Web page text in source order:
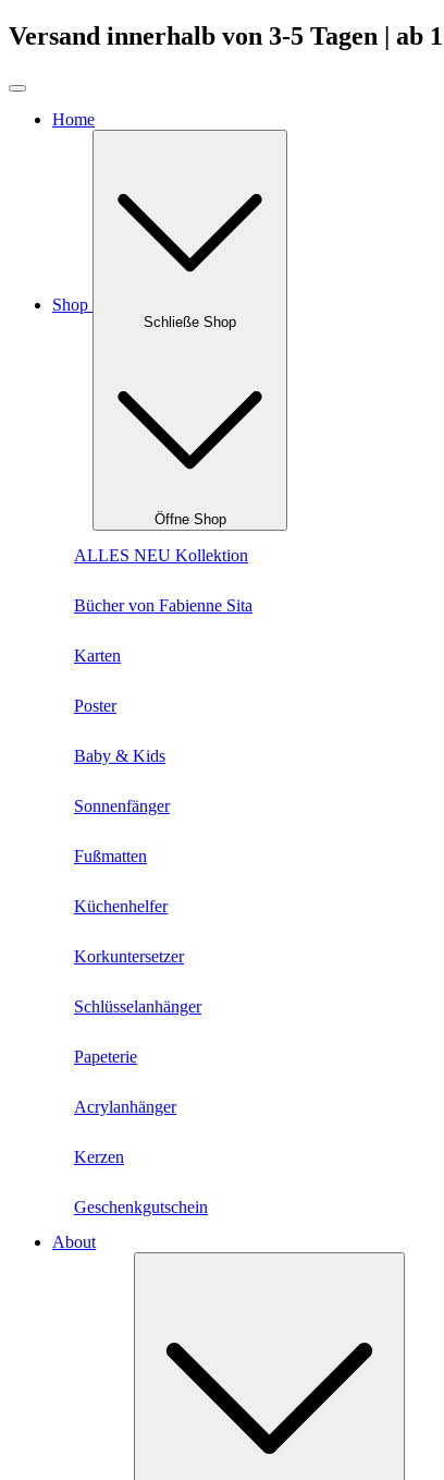
Zum
Inhalt
Versand innerhalb von 3-5 Tagen | ab
Home
Shop
Schließe Shop
Öffne Shop
ALLES NEU Kollektion
Bücher von Fabienne Sita
Karten
Poster
Baby & Kids
Sonnenfänger
Fußmatten
Küchenhelfer
Korkuntersetzer
Schlüsselanhänger
Papeterie
Acrylanhänger
Kerzen
Geschenkgutschein
About